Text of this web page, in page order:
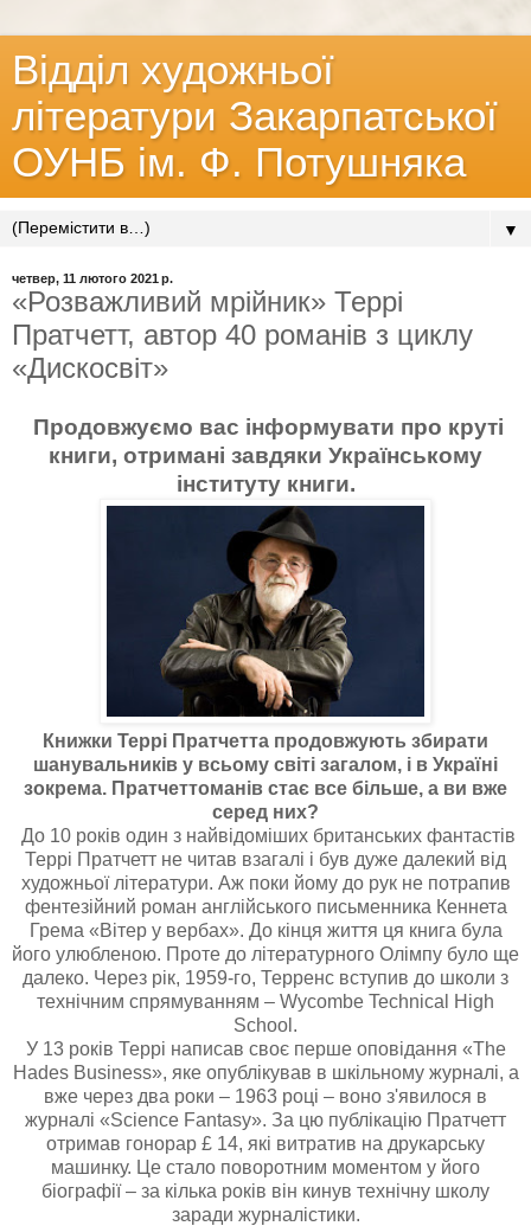
Відділ художньої
літератури Закарпатської
ОУНБ ім. Ф. Потушняка
▼
четвер, 11 лютого 2021 р.
«Розважливий мрійник» Террі
Пратчетт, автор 40 романів з циклу
«Дискосвіт»
Продовжуємо вас інформувати про круті
книги, отримані завдяки Українському
інституту книги.
Книжки Террі Пратчетта продовжують збирати
шанувальників у всьому світі загалом, і в Україні
зокрема. Пратчеттоманів стає все більше, а ви вже
серед них?
До 10 років один з найвідоміших британських фантастів
Террі Пратчетт не читав взагалі і був дуже далекий від
художньої літератури. Аж поки йому до рук не потрапив
фентезійний роман англійського письменника Кеннета
Грема «Вітер у вербах». До кінця життя ця книга була
його улюбленою. Проте до літературного Олімпу було ще
далеко. Через рік, 1959-го, Терренс вступив до школи з
технічним спрямуванням – Wycombe Technical High
School.
У 13 років Террі написав своє перше оповідання «The
Hades Business», яке опублікував в шкільному журналі, а
вже через два роки – 1963 році – воно з'явилося в
журналі «Science Fantasy». За цю публікацію Пратчетт
отримав гонорар £ 14, які витратив на друкарську
машинку. Це стало поворотним моментом у його
біографії – за кілька років він кинув технічну школу
заради журналістики.